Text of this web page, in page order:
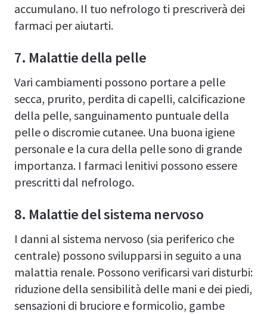
accumulano. Il tuo nefrologo ti prescriverà dei
farmaci per aiutarti.
7. Malattie della pelle
Vari cambiamenti possono portare a pelle
secca, prurito, perdita di capelli, calcificazione
della pelle, sanguinamento puntuale della
pelle o discromie cutanee. Una buona igiene
personale e la cura della pelle sono di grande
importanza. I farmaci lenitivi possono essere
prescritti dal nefrologo.
8. Malattie del sistema nervoso
I danni al sistema nervoso (sia periferico che
centrale) possono svilupparsi in seguito a una
malattia renale. Possono verificarsi vari disturbi:
riduzione della sensibilità delle mani e dei piedi,
sensazioni di bruciore e formicolio, gambe